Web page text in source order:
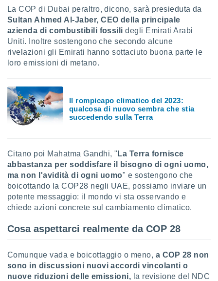
e degli
nostri
La COP di Dubai peraltro, dicono, sarà presieduta da
Sultan Ahmed Al-Jaber, CEO della principale
azienda di combustibili fossilidegli Emirati Arabi
Uniti. Inoltre sostengono che secondo alcune
rivelazioni gli Emirati hanno sottaciuto buona parte le
loro emissioni di metano.
Il rompicapo climatico del 2023:
qualcosa di nuovo sembra che stia
succedendo sulla Terra
Citano poi Mahatma Gandhi, " La Terra fornisce
abbastanza per soddisfare il bisogno di ogni uomo,
ma non l'avidità di ogni uomo" e sostengono che
boicottando la COP28 negli UAE, possiamo inviare un
potente messaggio: il mondo vi sta osservando e
chiede azioni concrete sul cambiamento climatico.
Cosa aspettarci realmente da COP 28
Comunque vada e boicottaggio o meno, a COP 28 non
sono in discussioni nuovi accordi vincolanti o
nuove riduzioni delle emissioni, la revisione del NDC